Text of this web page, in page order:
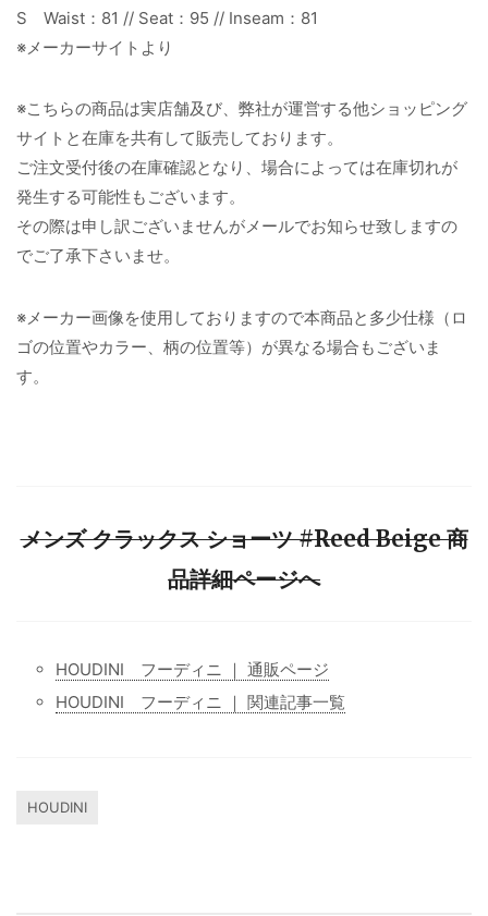
S Waist：81 // Seat：95 // Inseam：81
※メーカーサイトより
※こちらの商品は実店舗及び、弊社が運営する他ショッピング
サイトと在庫を共有して販売しております。
ご注文受付後の在庫確認となり、場合によっては在庫切れが
発生する可能性もございます。
その際は申し訳ございませんがメールでお知らせ致しますの
でご了承下さいませ。
※メーカー画像を使用しておりますので本商品と多少仕様（ロ
ゴの位置やカラー、柄の位置等）が異なる場合もございま
す。
メンズ クラックス ショーツ #Reed Beige 商
品詳細ページへ
HOUDINI フーディニ ｜ 通販ページ
HOUDINI フーディニ ｜ 関連記事一覧
HOUDINI